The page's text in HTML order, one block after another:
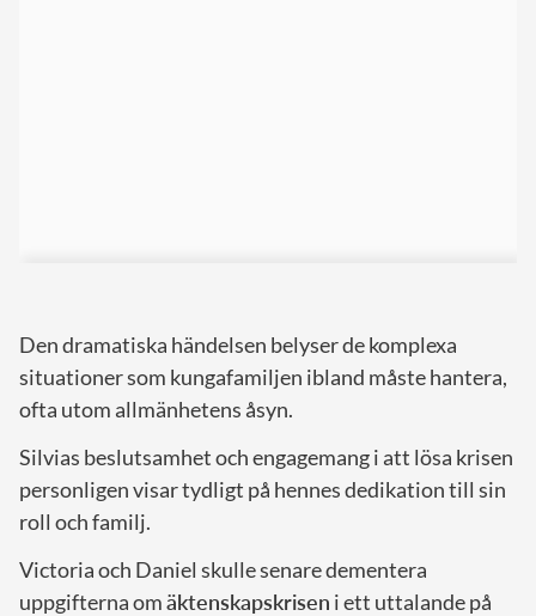
Den dramatiska händelsen belyser de komplexa
situationer som kungafamiljen ibland måste hantera,
ofta utom allmänhetens åsyn.
Silvias beslutsamhet och engagemang i att lösa krisen
personligen visar tydligt på hennes dedikation till sin
roll och familj.
Victoria och Daniel skulle senare dementera
uppgifterna omäktenskapskrisen i ett uttalande på